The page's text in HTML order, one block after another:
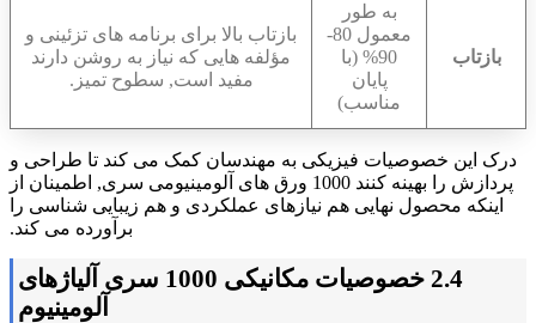
بازتاب
به طور
معمول 80-
90% (با
پایان
مناسب)
بازتاب بالا برای برنامه های تزئینی و
مؤلفه هایی که نیاز به روشن دارند
مفید است, سطوح تمیز.
درک این خصوصیات فیزیکی به مهندسان کمک می کند تا طراحی و
پردازش را بهینه کنند 1000 ورق های آلومینیومی سری, اطمینان از
اینکه محصول نهایی هم نیازهای عملکردی و هم زیبایی شناسی را
برآورده می کند.
2.4 خصوصیات مکانیکی 1000 سری آلیاژهای
آلومینیوم